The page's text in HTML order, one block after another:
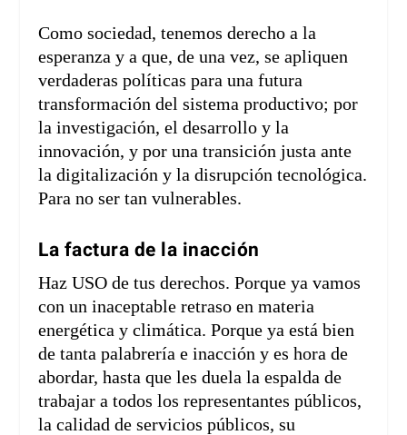
Como sociedad, tenemos derecho a la
esperanza y a que, de una vez, se apliquen
verdaderas políticas para una futura
transformación del sistema productivo; por
la investigación, el desarrollo y la
innovación, y por una transición justa ante
la digitalización y la disrupción tecnológica.
Para no ser tan vulnerables.
La factura de la inacción
Haz USO de tus derechos. Porque ya vamos
con un inaceptable retraso en materia
energética y climática. Porque ya está bien
de tanta palabrería e inacción y es hora de
abordar, hasta que les duela la espalda de
trabajar a todos los representantes públicos,
la calidad de servicios públicos, su